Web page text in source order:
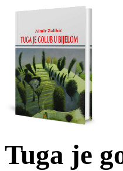
Tuga je